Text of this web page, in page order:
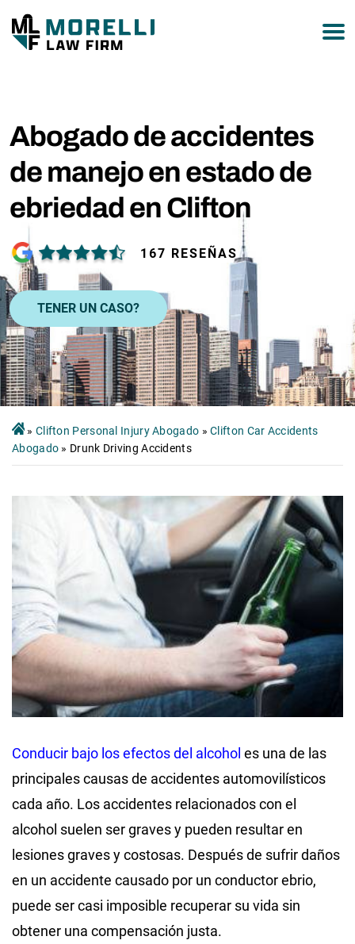
Abogado de accidentes
de manejo en estado de
ebriedad en Clifton
167 RESEÑAS
TENER UN CASO?
» Clifton Personal Injury Abogado »Clifton Car Accidents
Abogado » Drunk Driving Accidents
Conducir bajo los efectos del alcohol es una de las
principales causas de accidentes automovilísticos
cada año. Los accidentes relacionados con el
alcohol suelen ser graves y pueden resultar en
lesiones graves y costosas. Después de sufrir daños
en un accidente causado por un conductor ebrio,
puede ser casi imposible recuperar su vida sin
obtener una compensación justa.